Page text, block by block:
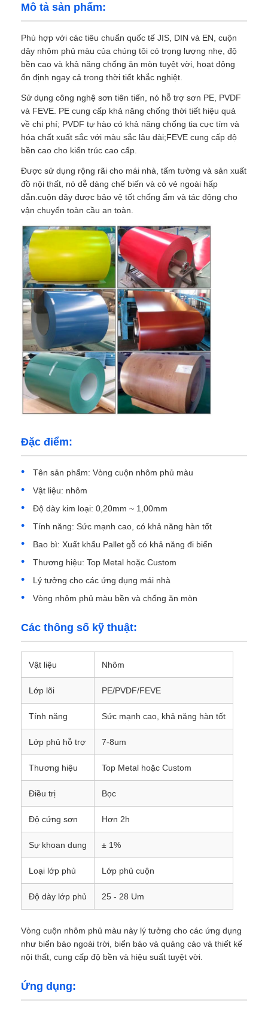
Trang chủ
Các sản phẩm
Về Chúng Tôi
Tham quan nhà máy
Kiểm soát chất lượng
Liên hệ với chúng tôi
Tin tức
Các trường hợp
Cuộn giấy nhôm
Tấm nhôm
nhôm tròn
Cuộn nhôm phủ màu
cuộn dây nhôm
Nhôm rô tấm
Nhôm dập nổi
Mô tả sản phẩm:
Phù hợp với các tiêu chuẩn quốc tế JIS, DIN và EN, cuộn
dây nhôm phủ màu của chúng tôi có trọng lượng nhẹ, độ
bền cao và khả năng chống ăn mòn tuyệt vời, hoạt động
ổn định ngay cả trong thời tiết khắc nghiệt.
Sử dụng công nghệ sơn tiên tiến, nó hỗ trợ sơn PE, PVDF
và FEVE. PE cung cấp khả năng chống thời tiết hiệu quả
về chi phí; PVDF tự hào có khả năng chống tia cực tím và
hóa chất xuất sắc với màu sắc lâu dài;FEVE cung cấp độ
bền cao cho kiến trúc cao cấp.
Được sử dụng rộng rãi cho mái nhà, tấm tường và sản xuất
đồ nội thất, nó dễ dàng chế biến và có vẻ ngoài hấp
dẫn.cuộn dây được bảo vệ tốt chống ẩm và tác động cho
vận chuyển toàn cầu an toàn.
Đặc điểm:
Tên sản phẩm: Vòng cuộn nhôm phủ màu
Vật liệu: nhôm
Độ dày kim loại: 0,20mm ~ 1,00mm
Tính năng: Sức mạnh cao, có khả năng hàn tốt
Bao bì: Xuất khẩu Pallet gỗ có khả năng đi biển
Thương hiệu: Top Metal hoặc Custom
Lý tưởng cho các ứng dụng mái nhà
Vòng nhôm phủ màu bền và chống ăn mòn
Các thông số kỹ thuật:
Vật liệu Nhôm
Lớp lõi PE/PVDF/FEVE
Tính năng Sức mạnh cao, khả năng hàn tốt
Lớp phủ hỗ trợ 7-8um
Thương hiệu Top Metal hoặc Custom
Điều trị Bọc
Độ cứng sơn Hơn 2h
Sự khoan dung ± 1%
Loại lớp phủ Lớp phủ cuộn
Độ dày lớp phủ 25 - 28 Um
Vòng cuộn nhôm phủ màu này lý tưởng cho các ứng dụng
như biển báo ngoài trời, biển báo và quảng cáo và thiết kế
nội thất, cung cấp độ bền và hiệu suất tuyệt vời.
Ứng dụng: